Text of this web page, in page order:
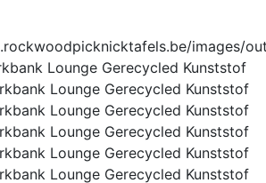
Lounge Gerecycled Kunststof
Lounge Gerecycled Kunststof
Lounge Gerecycled Kunststof
Lounge Gerecycled Kunststof
Lounge Gerecycled Kunststof
Lounge Gerecycled Kunststof